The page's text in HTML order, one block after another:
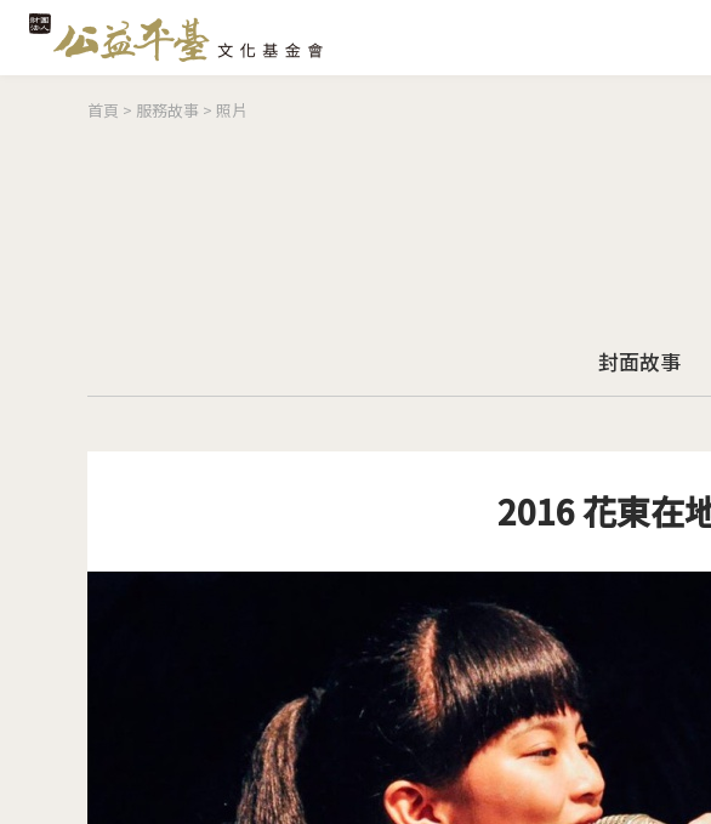
您在這裡
首頁 > 服務故事 > 照片
封面故事
2016 花東在